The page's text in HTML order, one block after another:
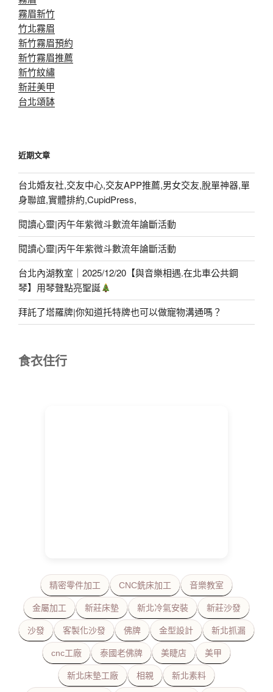
霧眉新竹
竹北霧眉
新竹霧眉預約
新竹霧眉推薦
新竹紋繡
新莊美甲
台北頌缽
近期文章
台北婚友社,交友中心,交友APP推薦,男女交友,脫單神器,單
身聯誼,實體排約,CupidPress,
閱讀心靈|丙午年紫微斗數流年論斷活動
閱讀心靈|丙午年紫微斗數流年論斷活動
台北內湖教室｜2025/12/20【與音樂相遇.在北車公共鋼
琴】用琴聲點亮聖誕
拜託了塔羅牌|你知道托特牌也可以做寵物溝通嗎？
食衣住行
精密零件加工 CNC銑床加工 音樂教室
金屬加工 新莊床墊 新北冷氣安裝 新莊沙發
沙發 客製化沙發 佛牌 金型設計 新北抓漏
cnc工廠 泰國老佛牌 美睫店 美甲
新北床墊工廠 相親 新北素料